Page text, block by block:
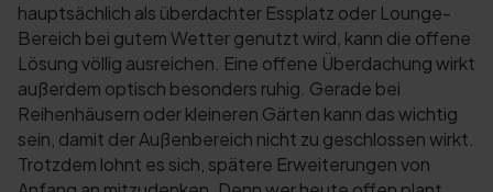
hauptsächlich als überdachter Essplatz oder Lounge-
Bereich bei gutem Wetter genutzt wird, kann die offene
Lösung völlig ausreichen. Eine offene Überdachung wirkt
außerdem optisch besonders ruhig. Gerade bei
Reihenhäusern oder kleineren Gärten kann das wichtig
sein, damit der Außenbereich nicht zu geschlossen wirkt.
Trotzdem lohnt es sich, spätere Erweiterungen von